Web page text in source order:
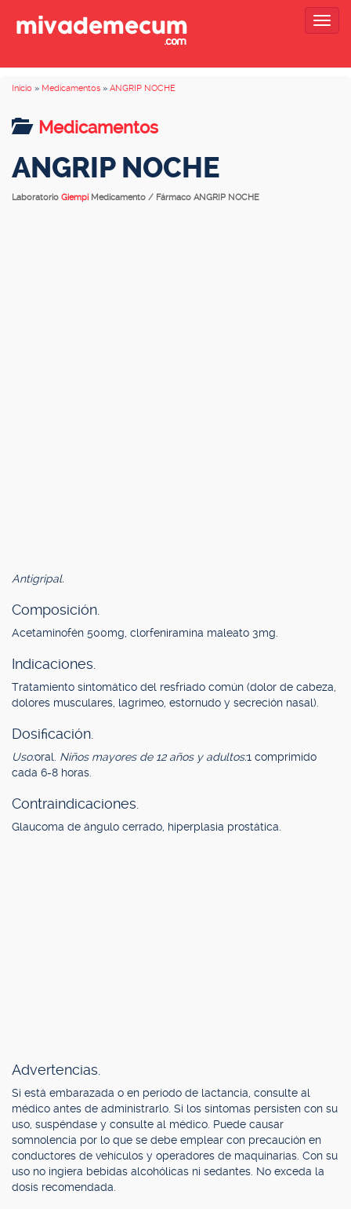
Inicio » Medicamentos » ANGRIP NOCHE
Medicamentos
ANGRIP NOCHE
Laboratorio Giempi Medicamento / Fármaco ANGRIP NOCHE
Antigripal.
Composición.
Acetaminofén 500mg, clorfeniramina maleato 3mg.
Indicaciones.
Tratamiento sintomático del resfriado común (dolor de cabeza,
dolores musculares, lagrimeo, estornudo y secreción nasal).
Dosificación.
Uso:oral. Niños mayores de 12 años y adultos:1 comprimido
cada 6-8 horas.
Contraindicaciones.
Glaucoma de ángulo cerrado, hiperplasia prostática.
Advertencias.
Si está embarazada o en período de lactancia, consulte al
médico antes de administrarlo. Si los síntomas persisten con su
uso, suspéndase y consulte al médico. Puede causar
somnolencia por lo que se debe emplear con precaución en
conductores de vehículos y operadores de maquinarias. Con su
uso no ingiera bebidas alcohólicas ni sedantes. No exceda la
dosis recomendada.